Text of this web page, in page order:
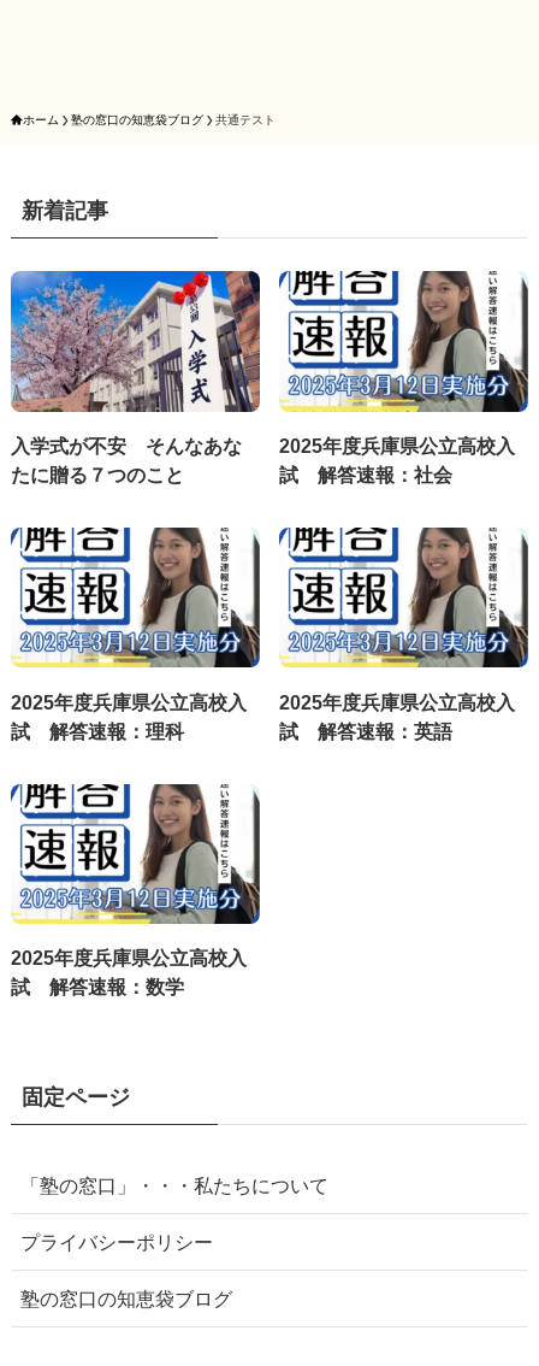
ホーム 塾の窓口の知恵袋ブログ 共通テスト
新着記事
入学式が不安 そんなあな
たに贈る７つのこと
2025年度兵庫県公立高校入
試 解答速報：社会
2025年度兵庫県公立高校入
試 解答速報：理科
2025年度兵庫県公立高校入
試 解答速報：英語
2025年度兵庫県公立高校入
試 解答速報：数学
固定ページ
「塾の窓口」・・・私たちについて
プライバシーポリシー
塾の窓口の知恵袋ブログ